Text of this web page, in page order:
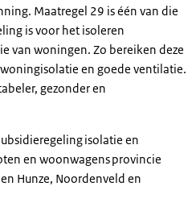
Maatregel 29 is één van die
is voor het isoleren
van woningen. Zo bereiken deze
en goede ventilatie.
gezonder en
isolatie en
en woonwagens provincie
Hunze, Noordenveld en